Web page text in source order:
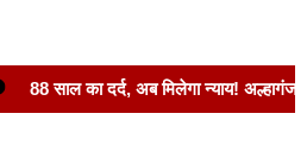
88 साल का दर्द, अब मिलेगा न्याय! अल्हागंज